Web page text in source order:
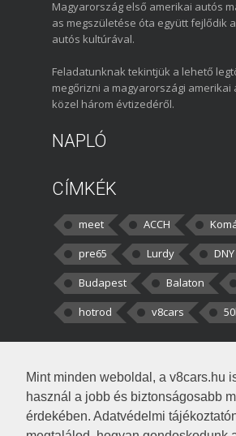
Mint minden weboldal, a v8cars.hu
használ a jobb és biztonságosabb
érdekében. Adatvédelmi
Magyarország első amerikai autós
as megszületése óta együtt fejlődik
autós kultúrával.
Feladatunknak tekintjük a lehető
megőrizni a magyarországi amerikai
közel három évtizedéről.
NAPLÓ
CÍMKÉK
meet ACCH
pre65
Lurdy
DNY
Budapest
Balaton
hotrod
v8cars
kortisz:Elszúrtam! Én
darabbaal számoltam. Nem tudtam,